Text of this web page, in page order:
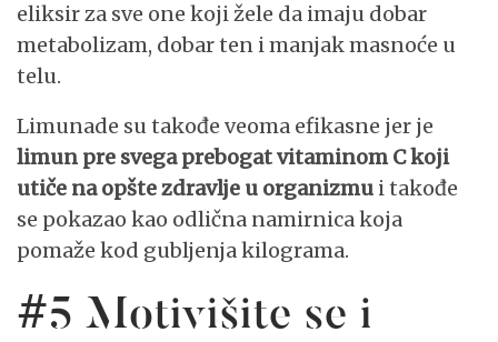
eliksir za sve one koji žele da imaju dobar
metabolizam, dobar ten i manjak masnoće u
telu.
Limunade su takođe veoma efikasne jer je
limun pre svega prebogat vitaminom C koji
utiče na opšte zdravlje u organizmu i takođe
se pokazao kao odlična namirnica koja
pomaže kod gubljenja kilograma.
#5 Motivišite se i